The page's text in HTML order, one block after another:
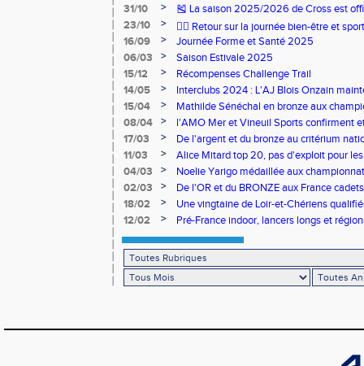
31/10
>
🎽 La saison 2025/2026 de Cross est
23/10
>
🧘‍♀️ Retour sur la journée bien-être et
16/09
>
Journée Forme et Santé 2025
06/03
>
Saison Estivale 2025
15/12
>
Récompenses Challenge Trail
14/05
>
Interclubs 2024 : L'AJ Blois Onzain
Romorantin en N2B
15/04 >
Mathilde Sénéchal en bronze aux
08/04
>
l'AMO Mer et Vineuil Sports confirment
benjamins
17/03 >
De l'argent et du bronze au critérium
11/03
>
Alice Mitard top 20, pas d'exploit pour
04/03
>
Noelie Yarigo médaillée aux
02/03
>
De l'OR et du BRONZE aux France
18/02
>
Une vingtaine de Loir-et-Chériens
12/02
> Pré-France indoor, lancers longs et